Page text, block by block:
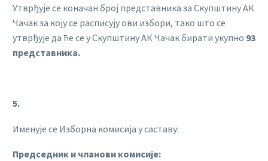
Утврђује се коначан број представника за Скупштину АК
Чачак за коју се расписују ови избори, тако што се
утврђује да ће се у Скупштину АК Чачак бирати укупно 93
представника.
5.
Именује се Изборна комисија у саставу:
Председник и чланови комисије: